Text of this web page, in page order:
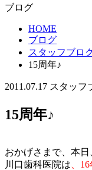
ブログ
HOME
ブログ
スタッフブロ
15周年♪
2011.07.17 スタッフ
15周年♪
おかげさまで、本日
川口歯科医院は 、